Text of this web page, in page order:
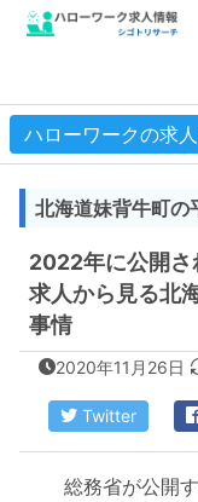
ハローワークの求
北海道妹背牛町の
2022年に公開さ
求人から見る北
事情
2020年11月26日
Twitter
総務省が公開す